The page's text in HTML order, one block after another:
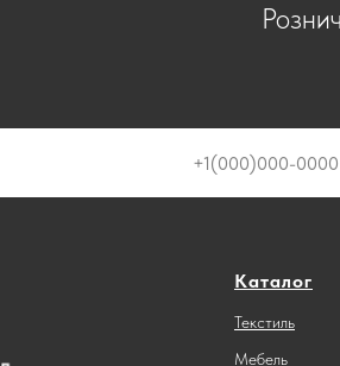
Каталог
Текстиль
Мебель